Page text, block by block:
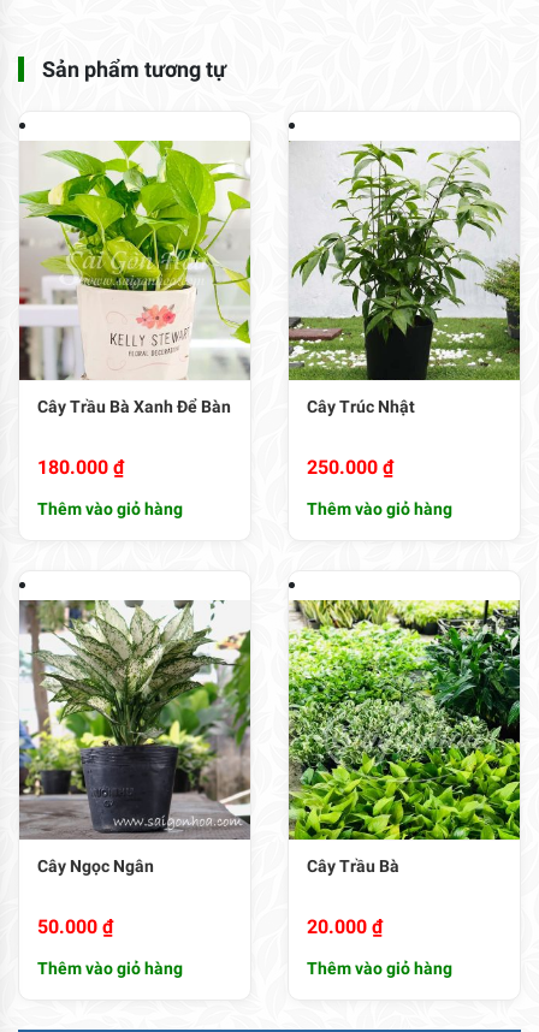
Sản phẩm tương tự
Cây Trầu Bà Xanh Để Bàn
180.000 ₫
Thêm vào giỏ hàng
Cây Trúc Nhật
250.000 ₫
Thêm vào giỏ hàng
Cây Ngọc Ngân
50.000 ₫
Thêm vào giỏ hàng
Cây Trầu Bà
20.000 ₫
Thêm vào giỏ hàng